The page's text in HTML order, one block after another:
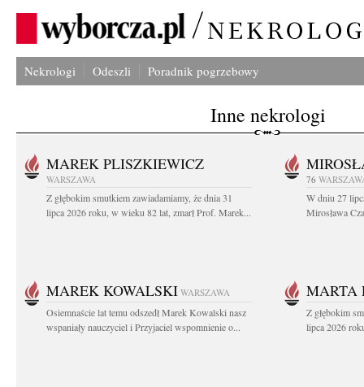
Nekrologi Odeszli Poradnik pogrzebowy
Inne nekrologi
MAREK PLISZKIEWICZ
WARSZAWA
Z głębokim smutkiem zawiadamiamy, że dnia 31
lipca 2026 roku, w wieku 82 lat, zmarł Prof. Marek...
76
W dniu 27
Mirosława
MAREK KOWALSKI WARSZAWA
Osiemnaście lat temu odszedł Marek Kowalski nasz
wspaniały nauczyciel i Przyjaciel wspomnienie o...
MARTA
Z głębokim
lipca 2026